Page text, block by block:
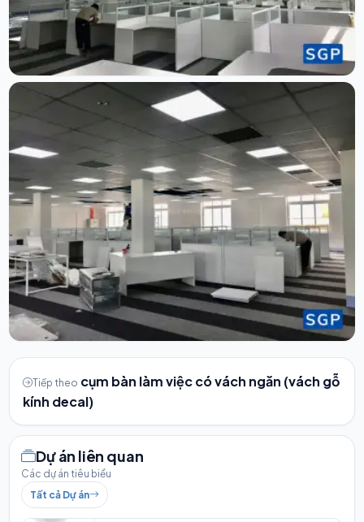
Tiếp theo cụm bàn làm việc có vách ngăn (vách gỗ
kính decal)
Dự án liên quan
Các dự án tiêu biểu
Tất cả Dự án